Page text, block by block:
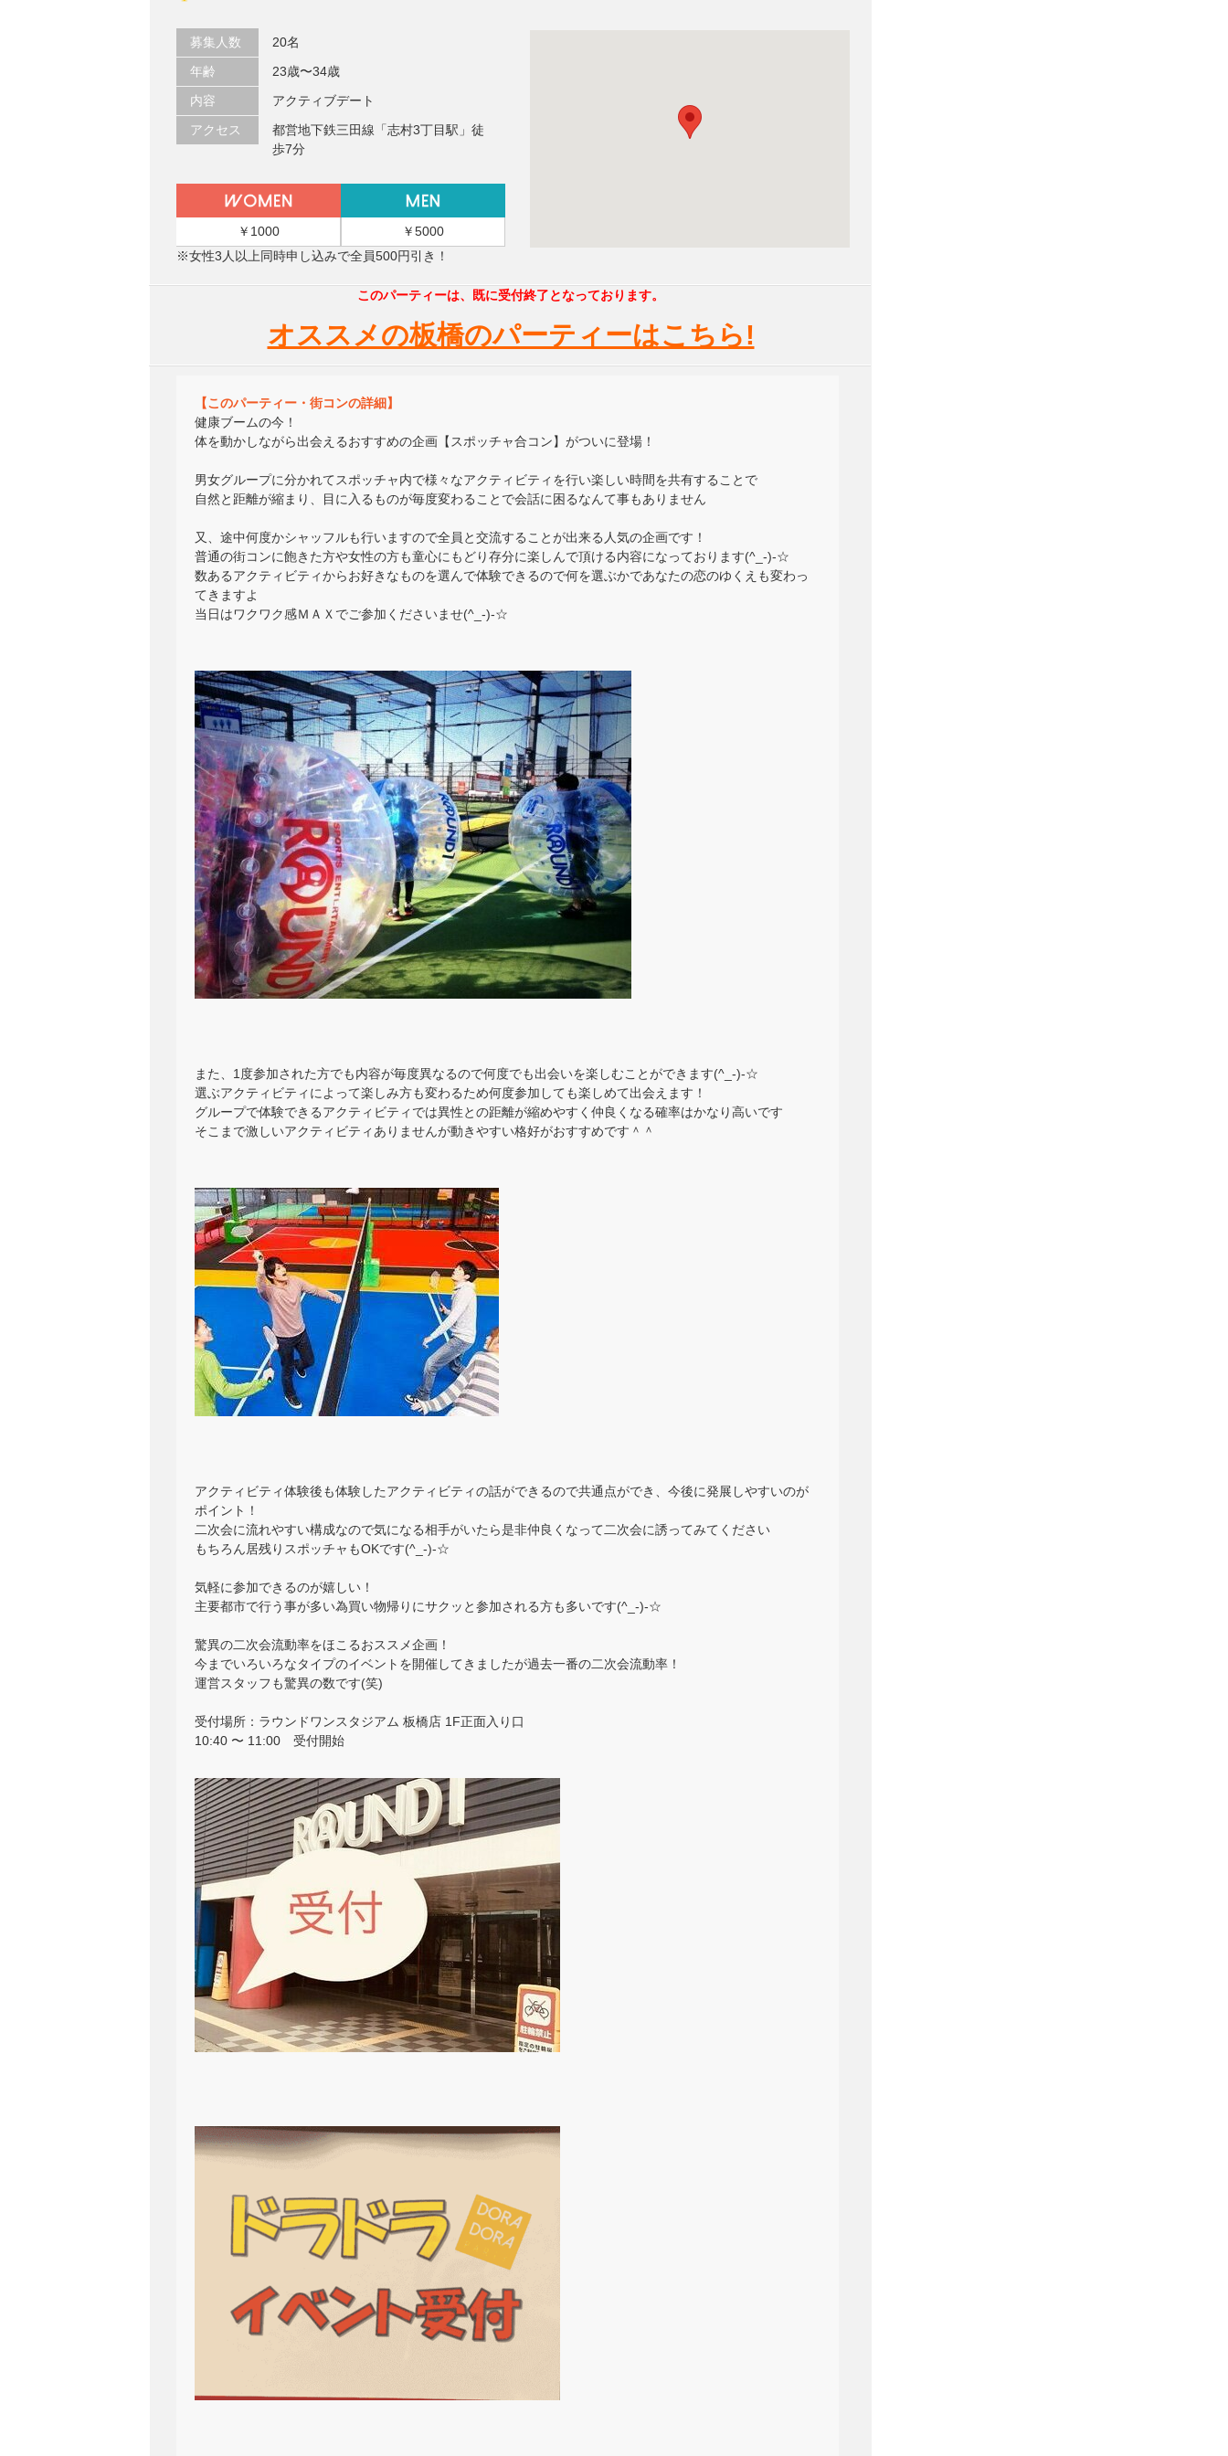
募集人数
20名
年齢
23歳〜34歳
内容
アクティブデート
アクセス
都営地下鉄三田線「志村3丁目駅」徒
歩7分
￥1000
￥5000
※女性3人以上同時申し込みで全員500円引き！
このパーティーは、既に受付終了となっております。
オススメの板橋のパーティーはこちら!
【このパーティー・街コンの詳細】
健康ブームの今！
体を動かしながら出会えるおすすめの企画【スポッチャ合コン】がついに登場！
男女グループに分かれてスポッチャ内で様々なアクティビティを行い楽しい時間を共有することで
自然と距離が縮まり、目に入るものが毎度変わることで会話に困るなんて事もありません
又、途中何度かシャッフルも行いますので全員と交流することが出来る人気の企画です！
普通の街コンに飽きた方や女性の方も童心にもどり存分に楽しんで頂ける内容になっております(^_-)-☆
数あるアクティビティからお好きなものを選んで体験できるので何を選ぶかであなたの恋のゆくえも変わっ
てきますよ
当日はワクワク感ＭＡＸでご参加くださいませ(^_-)-☆
また、1度参加された方でも内容が毎度異なるので何度でも出会いを楽しむことができます(^_-)-☆
選ぶアクティビティによって楽しみ方も変わるため何度参加しても楽しめて出会えます！
グループで体験できるアクティビティでは異性との距離が縮めやすく仲良くなる確率はかなり高いです
そこまで激しいアクティビティありませんが動きやすい格好がおすすめです＾＾
アクティビティ体験後も体験したアクティビティの話ができるので共通点ができ、今後に発展しやすいのが
ポイント！
二次会に流れやすい構成なので気になる相手がいたら是非仲良くなって二次会に誘ってみてください
もちろん居残りスポッチャもOKです(^_-)-☆
気軽に参加できるのが嬉しい！
主要都市で行う事が多い為買い物帰りにサクッと参加される方も多いです(^_-)-☆
驚異の二次会流動率をほこるおススメ企画！
今までいろいろなタイプのイベントを開催してきましたが過去一番の二次会流動率！
運営スタッフも驚異の数です(笑)
受付場所：ラウンドワンスタジアム 板橋店 1F正面入り口
10:40 〜 11:00 受付開始